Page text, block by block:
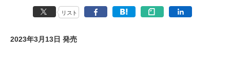
リスト
2023年3月13日 発売